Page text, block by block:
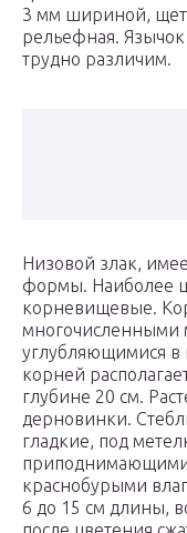
3 мм шириной,
рельефная.
трудно различим.
Низовой злак,
формы. Наиболее
корневищевые.
многочисленными
углубляющимися в
корней
глубине 20 см.
дерновинки.
гладкие, под
краснобурыми
6 до 15 см длины,